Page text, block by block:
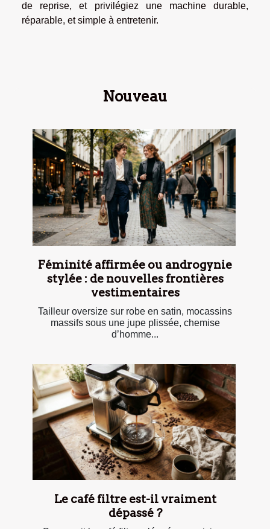
de reprise, et privilégiez une machine durable,
réparable, et simple à entretenir.
Nouveau
Féminité affirmée ou androgynie
stylée : de nouvelles frontières
vestimentaires
Tailleur oversize sur robe en satin, mocassins
massifs sous une jupe plissée, chemise
d’homme...
Le café filtre est-il vraiment
dépassé ?